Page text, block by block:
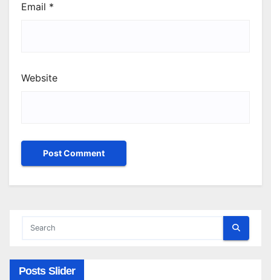
Email *
Website
Posts Slider